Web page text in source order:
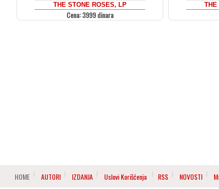
THE STONE ROSES, LP
Cena: 3999 dinara
THE
HOME AUTORI IZDANJA Uslovi Korišćenja RSS NOVOSTI